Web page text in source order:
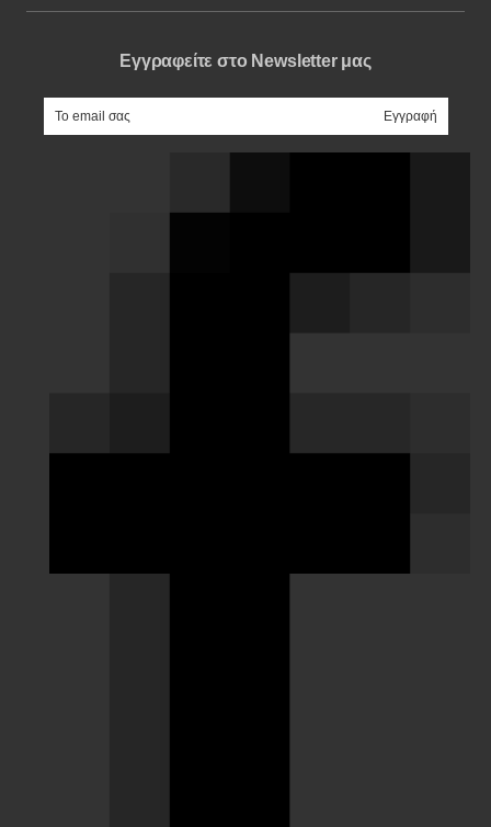
Εγγραφείτε στο Newsletter μας
e-mail